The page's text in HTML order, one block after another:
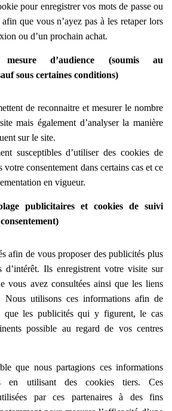
pour enregistrer vos mots de passe ou
que vous n’ayez pas à les retaper lors
ou d’un prochain achat.
d’audience (soumis au
sous certaines conditions)
de reconnaitre et mesurer le nombre
mais également d’analyser la manière
sur le site.
susceptibles d’utiliser des cookies de
votre consentement dans certains cas et ce
en vigueur.
publicitaires et cookies de suivi
afin de vous proposer des publicités plus
d’intérêt. Ils enregistrent votre visite sur
vous avez consultées ainsi que les liens
Nous utilisons ces informations afin de
que les publicités qui y figurent, le cas
possible au regard de vos centres
que nous partagions ces informations
en utilisant des cookies tiers. Ces
par ces partenaires à des fins